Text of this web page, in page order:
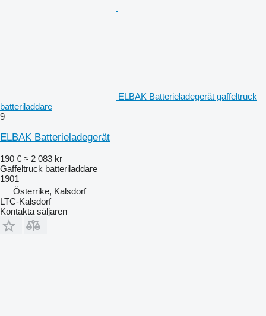
ELBAK Batterieladegerät gaffeltruck
batteriladdare
9
ELBAK Batterieladegerät
190 € ≈ 2 083 kr
Gaffeltruck batteriladdare
1901
Österrike, Kalsdorf
LTC-Kalsdorf
Kontakta säljaren